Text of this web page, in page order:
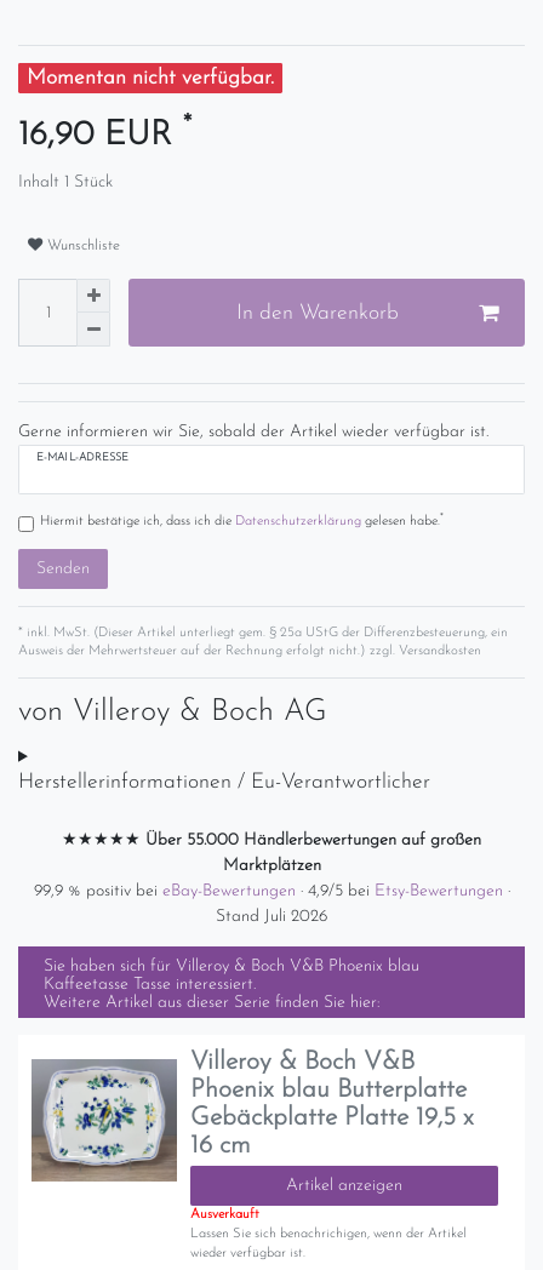
Momentan nicht verfügbar.
16,90 EUR *
Inhalt 1 Stück
Wunschliste
In den Warenkorb
Gerne informieren wir Sie, sobald der Artikel wieder verfügbar ist.
E-MAIL-ADRESSE
Hiermit bestätige ich, dass ich die Daten­schutz­erklärunggelesen habe.*
Senden
* inkl. MwSt. (Dieser Artikel unterliegt gem. § 25a UStG der Differenzbesteuerung, ein
Ausweis der Mehrwertsteuer auf der Rechnung erfolgt nicht.) zzgl. Versandkosten
von Villeroy & Boch AG
Herstellerinformationen / Eu-Verantwortlicher
★★★★★ Über 55.000 Händlerbewertungen auf großen
Marktplätzen
99,9 % positiv bei eBay-Bewertungen · 4,9/5 bei Etsy-Bewertungen ·
Stand Juli 2026
Sie haben sich für Villeroy & Boch V&B Phoenix blau
Kaffeetasse Tasse interessiert.
Weitere Artikel aus dieser Serie finden Sie hier:
Villeroy & Boch V&B
Phoenix blau Butterplatte
Gebäckplatte Platte 19,5 x
16 cm
Artikel anzeigen
Ausverkauft
Lassen Sie sich benachrichigen, wenn der Artikel
wieder verfügbar ist.